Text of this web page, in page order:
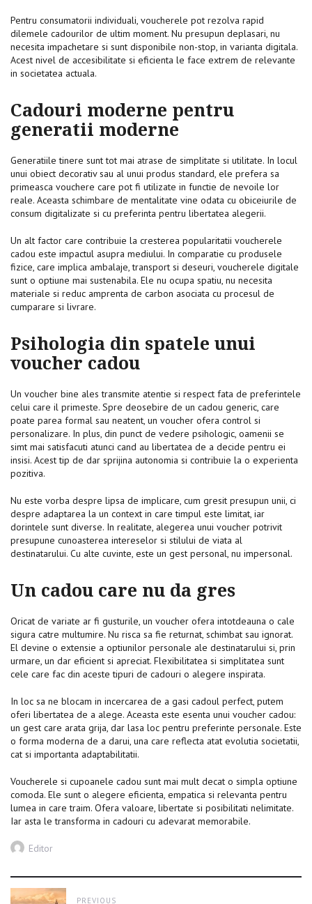
Pentru consumatorii individuali, voucherele pot rezolva rapid
dilemele cadourilor de ultim moment. Nu presupun deplasari, nu
necesita impachetare si sunt disponibile non-stop, in varianta digitala.
Acest nivel de accesibilitate si eficienta le face extrem de relevante
in societatea actuala.
Cadouri moderne pentru
generatii moderne
Generatiile tinere sunt tot mai atrase de simplitate si utilitate. In locul
unui obiect decorativ sau al unui produs standard, ele prefera sa
primeasca vouchere care pot fi utilizate in functie de nevoile lor
reale. Aceasta schimbare de mentalitate vine odata cu obiceiurile de
consum digitalizate si cu preferinta pentru libertatea alegerii.
Un alt factor care contribuie la cresterea popularitatii voucherele
cadou este impactul asupra mediului. In comparatie cu produsele
fizice, care implica ambalaje, transport si deseuri, voucherele digitale
sunt o optiune mai sustenabila. Ele nu ocupa spatiu, nu necesita
materiale si reduc amprenta de carbon asociata cu procesul de
cumparare si livrare.
Psihologia din spatele unui
voucher cadou
Un voucher bine ales transmite atentie si respect fata de preferintele
celui care il primeste. Spre deosebire de un cadou generic, care
poate parea formal sau neatent, un voucher ofera control si
personalizare. In plus, din punct de vedere psihologic, oamenii se
simt mai satisfacuti atunci cand au libertatea de a decide pentru ei
insisi. Acest tip de dar sprijina autonomia si contribuie la o experienta
pozitiva.
Nu este vorba despre lipsa de implicare, cum gresit presupun unii, ci
despre adaptarea la un context in care timpul este limitat, iar
dorintele sunt diverse. In realitate, alegerea unui voucher potrivit
presupune cunoasterea intereselor si stilului de viata al
destinatarului. Cu alte cuvinte, este un gest personal, nu impersonal.
Un cadou care nu da gres
Oricat de variate ar fi gusturile, un voucher ofera intotdeauna o cale
sigura catre multumire. Nu risca sa fie returnat, schimbat sau ignorat.
El devine o extensie a optiunilor personale ale destinatarului si, prin
urmare, un dar eficient si apreciat. Flexibilitatea si simplitatea sunt
cele care fac din aceste tipuri de cadouri o alegere inspirata.
In loc sa ne blocam in incercarea de a gasi cadoul perfect, putem
oferi libertatea de a alege. Aceasta este esenta unui voucher cadou:
un gest care arata grija, dar lasa loc pentru preferinte personale. Este
o forma moderna de a darui, una care reflecta atat evolutia societatii,
cat si importanta adaptabilitatii.
Voucherele si cupoanele cadou sunt mai mult decat o simpla optiune
comoda. Ele sunt o alegere eficienta, empatica si relevanta pentru
lumea in care traim. Ofera valoare, libertate si posibilitati nelimitate.
Iar asta le transforma in cadouri cu adevarat memorabile.
Author
Editor
Post PREVIOUS